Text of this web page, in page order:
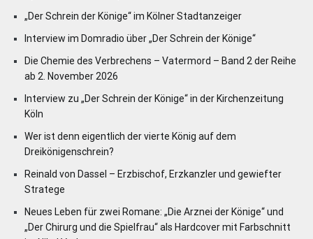
„Der Schrein der Könige“ im Kölner Stadtanzeiger
Interview im Domradio über „Der Schrein der Könige“
Die Chemie des Verbrechens – Vatermord – Band 2 der Reihe
ab 2. November 2026
Interview zu „Der Schrein der Könige“ in der Kirchenzeitung
Köln
Wer ist denn eigentlich der vierte König auf dem
Dreikönigenschrein?
Reinald von Dassel – Erzbischof, Erzkanzler und gewiefter
Stratege
Neues Leben für zwei Romane: „Die Arznei der Könige“ und
„Der Chirurg und die Spielfrau“ als Hardcover mit Farbschnitt